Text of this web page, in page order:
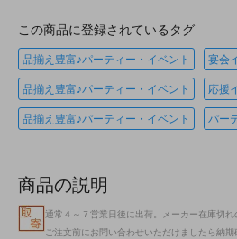
この商品に登録されているタグ
品揃え豊富♪パーティー・イベント 宴会
品揃え豊富♪パーティー・イベント 応援
品揃え豊富♪パーティー・イベント パー
商品の説明
通常４～７営業日後に出荷。メーカー在庫切れ
ご注文前にお問い合わせいただけましたら納期